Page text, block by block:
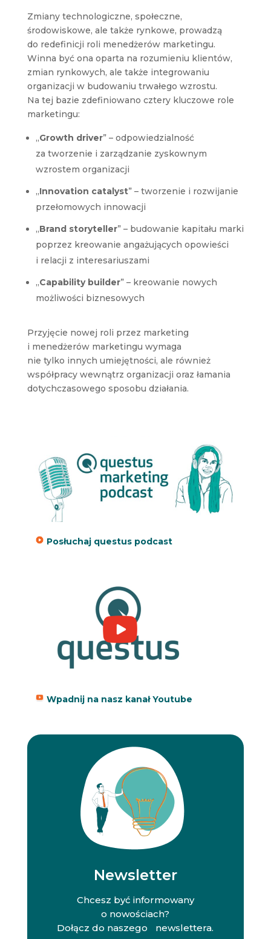
Zmiany technologiczne, społeczne,
środowiskowe, ale także rynkowe, prowadzą
do redefinicji roli menedżerów marketingu.
Winna być ona oparta na rozumieniu klientów,
zmian rynkowych, ale także integrowaniu
organizacji w budowaniu trwałego wzrostu.
Na tej bazie zdefiniowano cztery kluczowe role
marketingu:
„Growth driver” – odpowiedzialność
za tworzenie i zarządzanie zyskownym
wzrostem organizacji
„Innovation catalyst” – tworzenie i rozwijanie
przełomowych innowacji
„Brand storyteller” – budowanie kapitału marki
poprzez kreowanie angażujących opowieści
i relacji z interesariuszami
„Capability builder” – kreowanie nowych
możliwości biznesowych
Przyjęcie nowej roli przez marketing
i menedżerów marketingu wymaga
nie tylko innych umiejętności, ale również
współpracy wewnątrz organizacji oraz łamania
dotychczasowego sposobu działania.
Posłuchaj questus podcast
Wpadnij na nasz kanał Youtube
Newsletter
Chcesz być informowany
o nowościach?
Dołącz do naszego newslettera.